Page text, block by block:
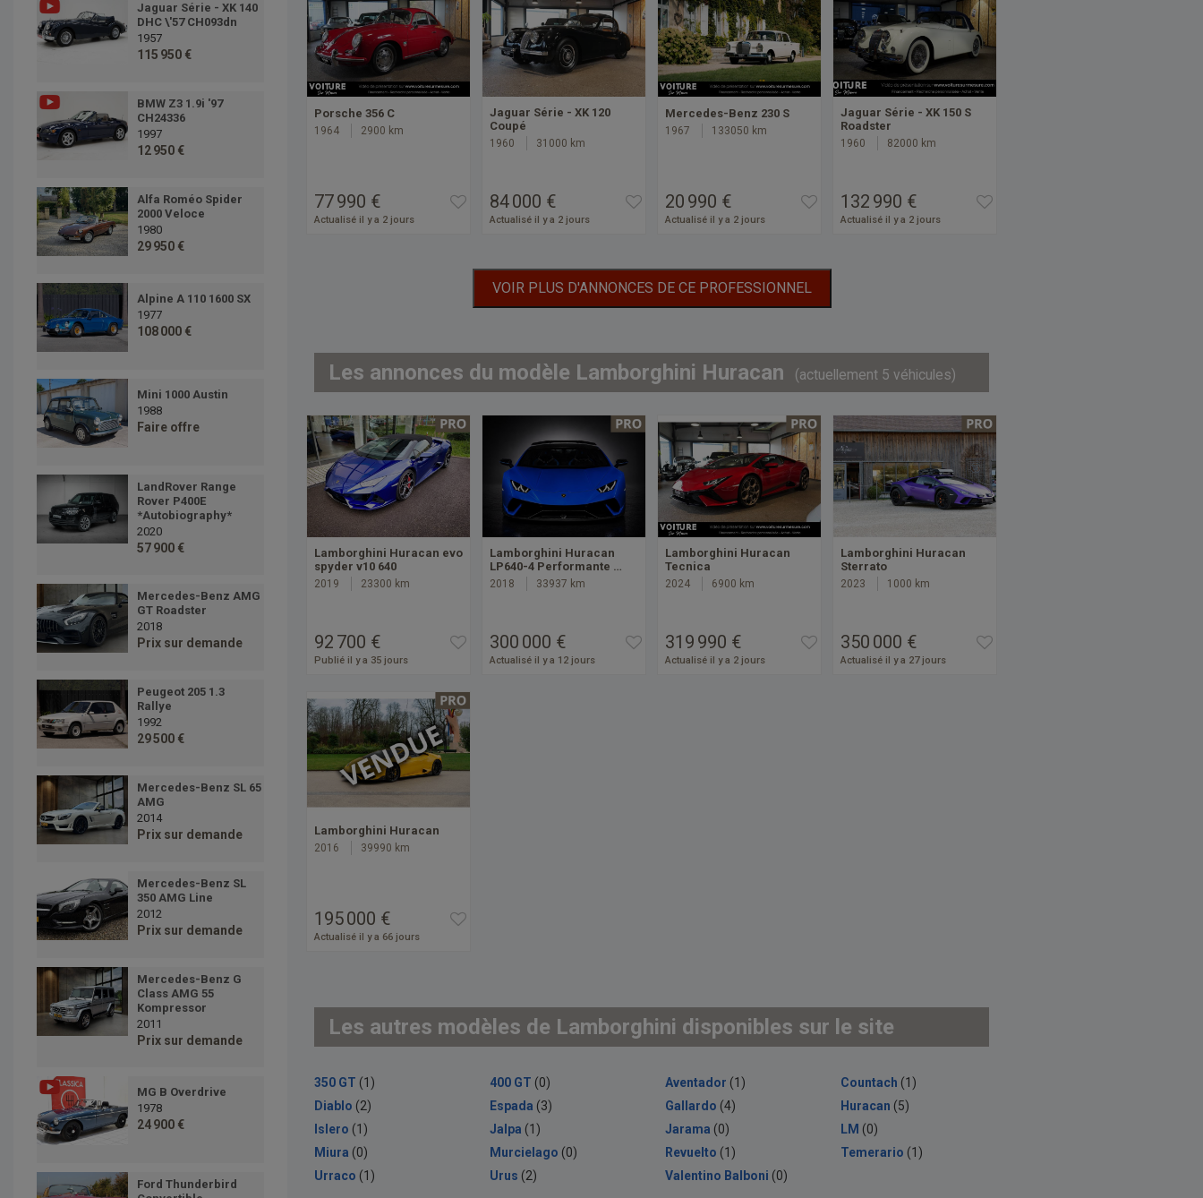
Jaguar Série - XK 140
DHC \'57 CH093dn
1957
115 950 €
BMW Z3 1.9i '97
CH24336
1997
12 950 €
Alfa Roméo Spider
2000 Veloce
1980
29 950 €
Alpine A 110 1600 SX
1977
108 000 €
Mini 1000 Austin
1988
Faire offre
LandRover Range
Rover P400E
*Autobiography*
2020
57 900 €
Mercedes-Benz AMG
GT Roadster
2018
Prix sur demande
Peugeot 205 1.3
Rallye
1992
29 500 €
Mercedes-Benz SL 65
AMG
2014
Prix sur demande
Mercedes-Benz SL
350 AMG Line
2012
Prix sur demande
Mercedes-Benz G
Class AMG 55
Kompressor
2011
Prix sur demande
MG B Overdrive
1978
24 900 €
Ford Thunderbird
Porsche 356 C
1964 2900 km
77 990 €
Actualisé il y a 2 jours
Jaguar Série - XK 120
Coupé
1960 31000 km
84 000 €
Actualisé il y a 2 jours
Mercedes-Benz 230 S
1967 133050 km
20 990 €
Actualisé il y a 2 jours
Jaguar Série - XK 150 S
Roadster
1960 82000 km
132 990 €
Actualisé il y a 2 jours
VOIR PLUS D'ANNONCES DE CE PROFESSIONNEL
Les annonces du modèle Lamborghini Huracan (actuellement 5 véhicules)
Lamborghini Huracan evo
spyder v10 640
2019 23300 km
92 700 €
Publié il y a 35 jours
Lamborghini Huracan
LP640-4 Performante …
2018 33937 km
300 000 €
Actualisé il y a 12 jours
Lamborghini Huracan
Tecnica
2024 6900 km
319 990 €
Actualisé il y a 2 jours
Lamborghini Huracan
Sterrato
2023 1000 km
350 000 €
Actualisé il y a 27 jours
Lamborghini Huracan
2016 39990 km
195 000 €
Actualisé il y a 66 jours
Les autres modèles de Lamborghini disponibles sur le site
350 GT (1) 400 GT (0) Aventador (1) Countach (1)
Diablo (2) Espada (3) Gallardo (4) Huracan (5)
Islero (1) Jalpa (1) Jarama (0) LM (0)
Miura (0) Murcielago (0) Revuelto (1) Temerario (1)
Urraco (1) Urus (2) Valentino Balboni (0)